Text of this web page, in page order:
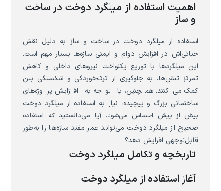
اهمیت استفاده از میلگرد دوخت در ساخت
و ساز
استفاده از میلگرد دوخت در ساخت و ساز به دلیل نقش
حیاتی‌اش در افزایش دوام و ایمنی سازه‌ها بسیار مهم است.
این میلگردها با توزیع یکنواخت نیروهای داخلی و کاهش
تمرکز تنش‌ها، به جلوگیری از ترک‌خوردگی و شکستگی بتن
کمک می‌کنند. همچنین، با توجه به افزایش پروژه‌های
ساختمانی بزرگ و پیچیده، نیاز به استفاده از میلگرد دوخت
بیش از پیش احساس می‌شود. آیا می‌دانستید که استفاده
صحیح از میلگرد دوخت می‌تواند عمر مفید سازه‌ها را به‌طور
قابل‌توجهی افزایش دهد؟
تاریخچه و تکامل میلگرد دوخت
آغاز استفاده از میلگرد دوخت